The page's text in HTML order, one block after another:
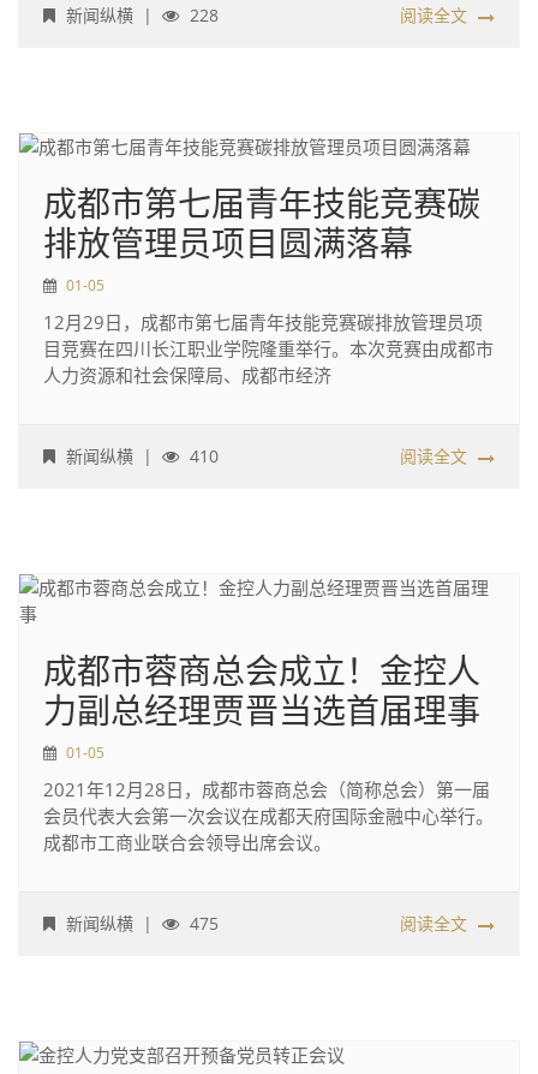
新闻纵横 | 228 阅读全文
成都市第七届青年技能竞赛碳
排放管理员项目圆满落幕
01-05
12月29日，成都市第七届青年技能竞赛碳排放管理员项
目竞赛在四川长江职业学院隆重举行。本次竞赛由成都市
人力资源和社会保障局、成都市经济
新闻纵横 | 410 阅读全文
成都市蓉商总会成立！金控人
力副总经理贾晋当选首届理事
01-05
2021年12月28日，成都市蓉商总会（简称总会）第一届
会员代表大会第一次会议在成都天府国际金融中心举行。
成都市工商业联合会领导出席会议。
新闻纵横 | 475 阅读全文